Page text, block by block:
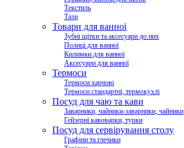
Текстиль
Тази
Товари для ванної
Зубні щітки та аксесуари до них
Полиці для ванної
Килимки для ванної
Аксесуари для ванної
Термоси
Термоси харчові
Термоси стандартні, термокухлі
Посуд для чаю та кави
Заварники, чайники-заварники, чайники
Гейзерні кавоварки, турки
Посуд для сервірування столу
Графіни та глечики